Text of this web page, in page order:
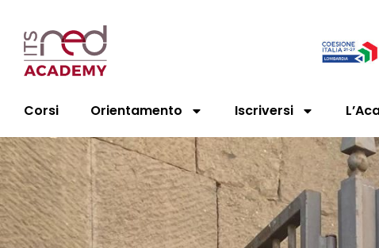
Corsi Orientamento Iscriversi